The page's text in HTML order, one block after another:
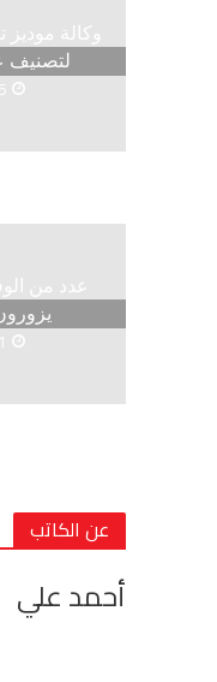
وكالة موديز
لتصنيف
عدد من
عن الكاتب
أحمد علي